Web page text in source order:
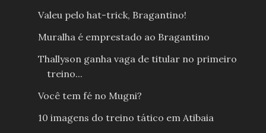
Valeu pelo hat-trick, Bragantino!
Muralha é emprestado ao Bragantino
Thallyson ganha vaga de titular no primeiro
treino...
Você tem fé no Mugni?
10 imagens do treino tático em Atibaia